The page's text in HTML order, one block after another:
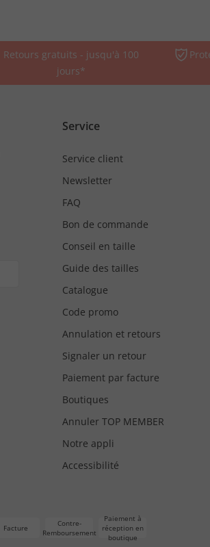
Retours gratuits - jusqu'à 100
jours*
Service
Service client
Newsletter
FAQ
Bon de commande
Conseil en taille
Guide des tailles
Catalogue
Code promo
Annulation et retours
Signaler un retour
Paiement par facture
Boutiques
Annuler TOP MEMBER
Notre appli
Accessibilité
Facture
Contre-
Remboursement
Paiement à
réception en
boutique